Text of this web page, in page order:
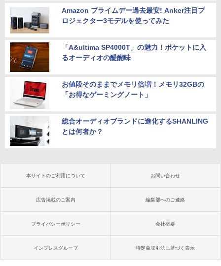
Amazon プライムデー過去最安! Anker注目プ
ロジェクター3モデルを使ってみた
「A&ultima SP4000T」の魅力！ポケットに入
るオーディオの醍醐味
お値段そのままでメモリ倍増！メモリ32GBの
「お得なゲーミングノート」
総合オーディオブランドに進化するSHANLING
とは何者か？
本サイトのご利用について お問い合わせ
広告掲載のご案内 編集部へのご連絡
プライバシーポリシー 会社概要
インプレスグループ 特定商取引法に基づく表示